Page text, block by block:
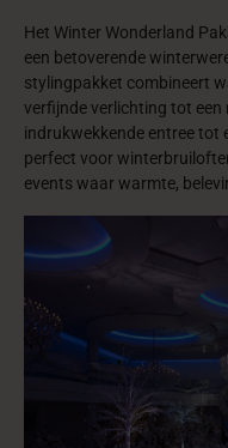
Het Winter Wonderland
een betoverende
stylingpakket combineert
verfijnde verlichting tot een
indrukwekkende entree tot
perfect voor
events waar warmte,